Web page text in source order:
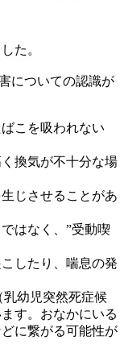
た。
についての認識が
こを吸われない
換気が不十分な場
じさせることがあ
はなく、”受動喫
したり、喘息の発
乳幼児突然死症候
す。おなかにいる
に繋がる可能性が